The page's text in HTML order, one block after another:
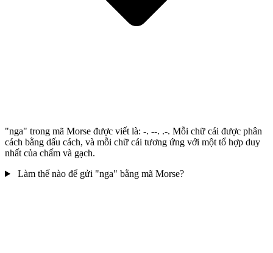
"nga" trong mã Morse được viết là: -. --. .-. Mỗi chữ cái được phân
cách bằng dấu cách, và mỗi chữ cái tương ứng với một tổ hợp duy
nhất của chấm và gạch.
Làm thế nào để gửi "nga" bằng mã Morse?